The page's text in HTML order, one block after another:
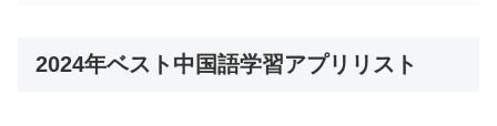
2024年ベスト中国語学習アプリリスト